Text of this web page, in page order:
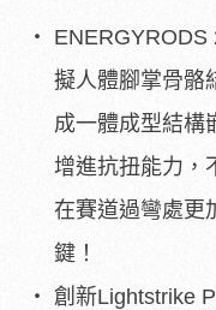
ENERGYRODS
擬人體腳掌骨骼
成一體成型結構
增進抗扭能力，
在賽道過彎處更
鍵！
創新Lightstrike